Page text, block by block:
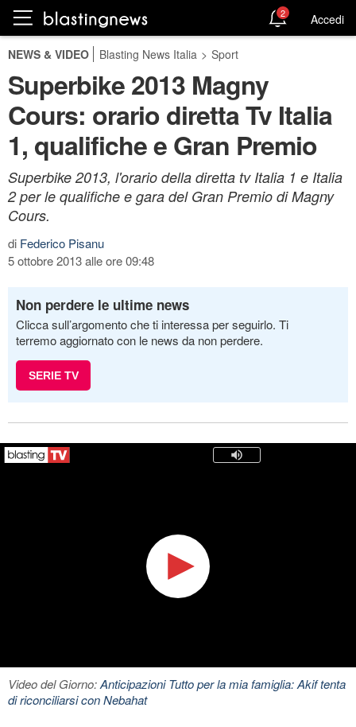
2 Accedi
NEWS & VIDEO Blasting News Italia > Sport
Superbike 2013 Magny
Cours: orario diretta Tv Italia
1, qualifiche e Gran Premio
Superbike 2013, l'orario della diretta tv Italia 1 e Italia
2 per le qualifiche e gara del Gran Premio di Magny
Cours.
di Federico Pisanu
5 ottobre 2013 alle ore 09:48
Non perdere le ultime news
Clicca sull’argomento che ti interessa per seguirlo. Ti
terremo aggiornato con le news da non perdere.
SERIE TV
Video del Giorno:Anticipazioni Tutto per la mia famiglia: Akif tenta
di riconciliarsi con Nebahat